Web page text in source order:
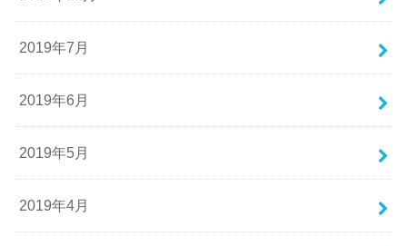
2019年7月
2019年6月
2019年5月
2019年4月